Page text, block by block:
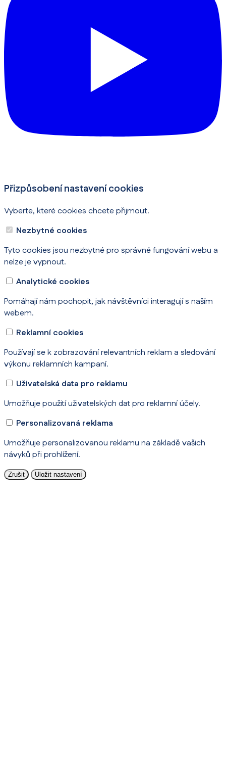
Přizpůsobení nastavení cookies
Vyberte, které cookies chcete přijmout.
Nezbytné cookies
Tyto cookies jsou nezbytné pro správné fungování webu a
nelze je vypnout.
Analytické cookies
Pomáhají nám pochopit, jak návštěvníci interagují s naším
webem.
Reklamní cookies
Používají se k zobrazování relevantních reklam a sledování
výkonu reklamních kampaní.
Uživatelská data pro reklamu
Umožňuje použití uživatelských dat pro reklamní účely.
Personalizovaná reklama
Umožňuje personalizovanou reklamu na základě vašich
návyků při prohlížení.
Zrušit Uložit nastavení